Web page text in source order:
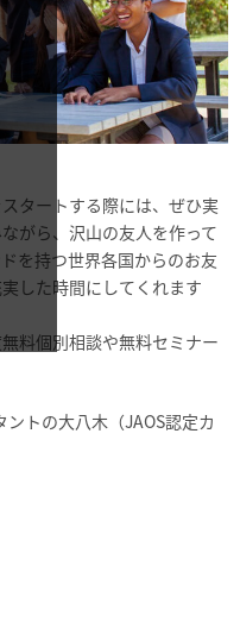
タートする際には、ぜひ実
がら、沢山の友人を作って
を持つ世界各国からのお友
した時間にしてくれます
料個別相談や無料セミナー
トの大八木（JAOS認定カ